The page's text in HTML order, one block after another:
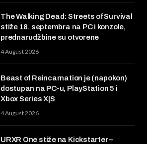
The Walking Dead: Streets of Survival
stiže 18. septembra na PC i konzole,
prednarudžbine su otvorene
4 August 2026
Beast of Reincarnation je (napokon)
dostupan na PC-u, PlayStation 5 i
Xbox Series X|S
4 August 2026
URXR One stiže na Kickstarter –